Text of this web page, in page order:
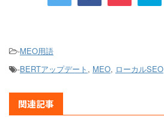
-MEO用語
-BERTアップデート , MEO, ローカルSEO
関連記事